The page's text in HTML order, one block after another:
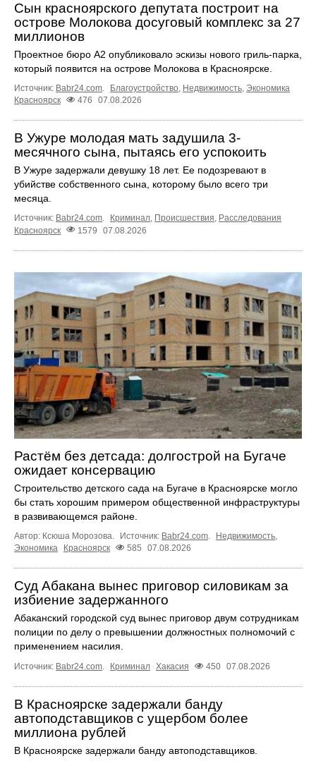
Сын красноярского депутата построит на
острове Молокова досуговый комплекс за 27
миллионов
Проектное бюро А2 опубликовало эскизы нового гриль-парка,
который появится на острове Молокова в Красноярске.
Источник: Babr24.com. Благоустройство, Недвижимость, Экономика
Красноярск
476 07.08.2026
В Ужуре молодая мать задушила 3-
месячного сына, пытаясь его успокоить
В Ужуре задержали девушку 18 лет. Ее подозревают в
убийстве собственного сына, которому было всего три
месяца.
Источник: Babr24.com. Криминал, Происшествия, Расследования
Красноярск
1579 07.08.2026
Растём без детсада: долгострой на Бугаче
ожидает консервацию
Строительство детского сада на Бугаче в Красноярске могло
бы стать хорошим примером общественной инфраструктуры
в развивающемся районе.
Автор: Ксюша Морозова. Источник: Babr24.com. Недвижимость,
Экономика
Красноярск 585 07.08.2026
Суд Абакана вынес приговор силовикам за
избиение задержанного
Абаканский городской суд вынес приговор двум сотрудникам
полиции по делу о превышении должностных полномочий с
применением насилия.
Источник: Babr24.com. Криминал Хакасия 450 07.08.2026
В Красноярске задержали банду
автоподставщиков с ущербом более
миллиона рублей
В Красноярске задержали банду автоподставщиков.